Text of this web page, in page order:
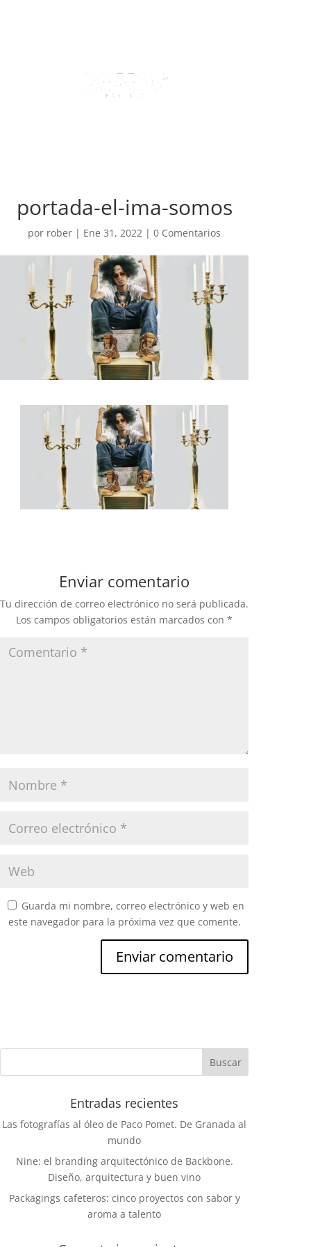
portada-el-ima-somos
por rober | Ene 31, 2022 |0 Comentarios
Enviar comentario
Tu dirección de correo electrónico no será publicada.
Los campos obligatorios están marcados con*
Guarda mi nombre, correo electrónico y web en
este navegador para la próxima vez que comente.
Entradas recientes
Las fotografías al óleo de Paco Pomet. De Granada al
mundo
Nine: el branding arquitectónico de Backbone.
Diseño, arquitectura y buen vino
Packagings cafeteros: cinco proyectos con sabor y
aroma a talento